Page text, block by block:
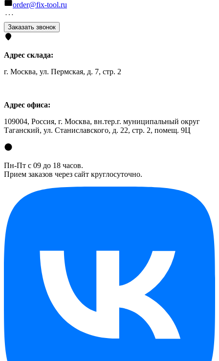
order@fix-tool.ru
Заказать звонок
Адрес склада:
г. Москва, ул. Пермская, д. 7, стр. 2
Адрес офиса:
109004, Россия, г. Москва, вн.тер.г. муниципальный округ
Таганский, ул. Станиславского, д. 22, стр. 2, помещ. 9Ц
Пн-Пт с 09 до 18 часов.
Прием заказов через сайт круглосуточно.